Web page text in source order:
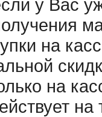
у Вас
на
на